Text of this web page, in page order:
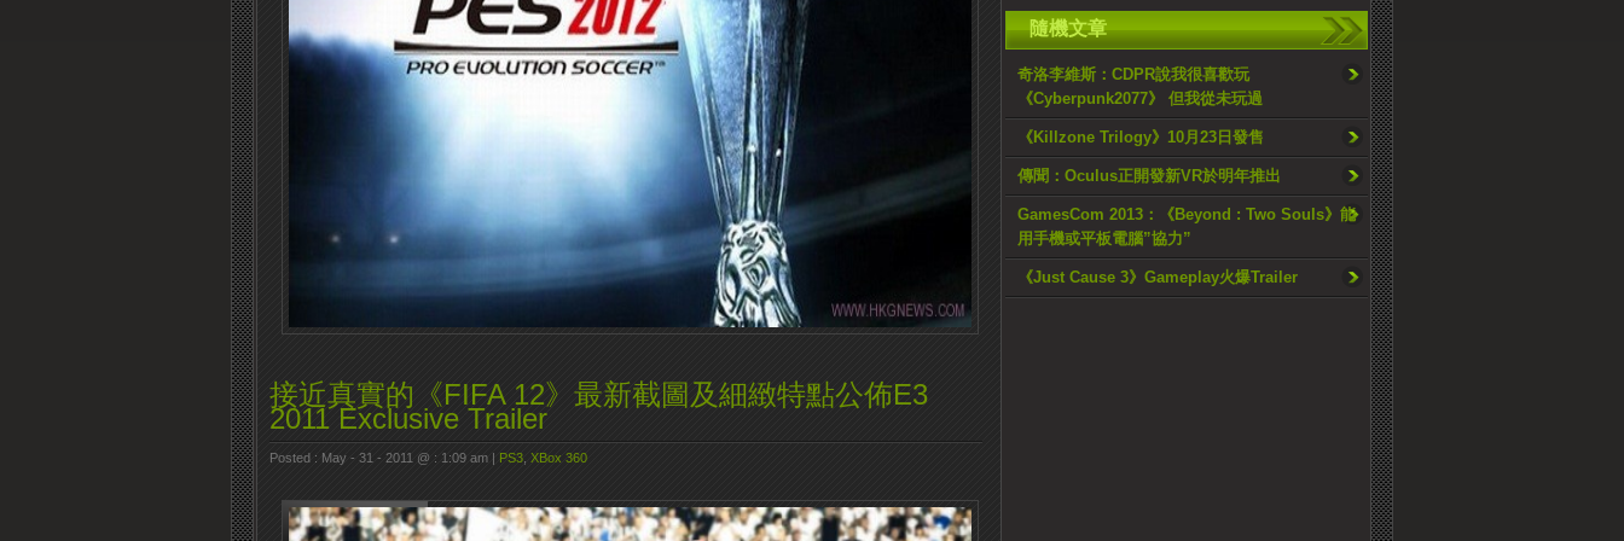
隨機文章
奇洛李維斯：CDPR說我很喜歡玩
《Cyberpunk2077》 但我從未玩過
《Killzone Trilogy》10月23日發售
傳聞：Oculus正開發新VR於明年推出
GamesCom 2013：《Beyond : Two Souls》能
用手機或平板電腦”協力”
《Just Cause 3》Gameplay火爆Trailer
接近真實的《FIFA 12》最新截圖及細緻特點公佈E3
2011 Exclusive Trailer
Posted : May - 31 - 2011 @ : 1:09 am | PS3 XBox 360